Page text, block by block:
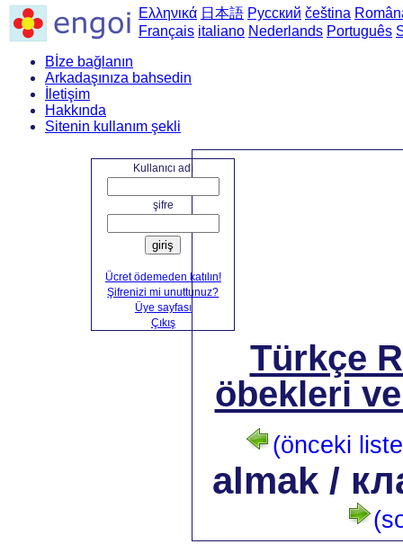
Ελληνικά 日本語 Русский čeština
Français italiano Nederlands Português
Bİze bağlanın
Arkadaşınıza bahsedin
İletişim
Hakkında
Sitenin kullanım şekli
Kullanıcı adı
şifre
giriş
Ücret ödemeden katılın!
Şifrenizi mi unuttunuz?
Üye sayfası
Çıkış
Türkçe
öbekleri
(önceki
almak /